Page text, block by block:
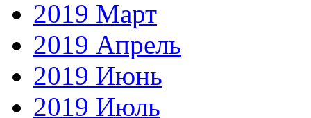
2019 Март
2019 Апрель
2019 Июнь
2019 Июль